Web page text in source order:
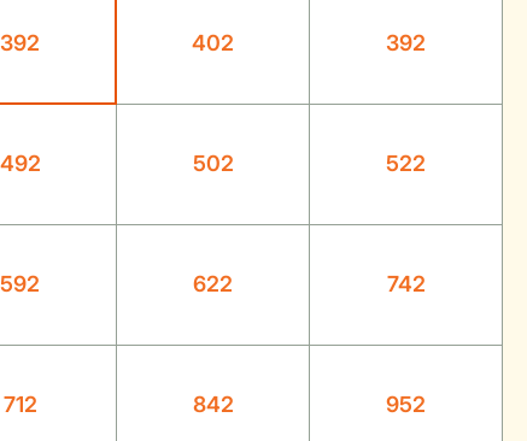
392 402 392
492 502 522
592 622 742
712 842 952